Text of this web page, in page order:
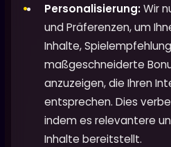
Personalisierung:Wir
und Präferenzen, um
Inhalte,
maßgeschneiderte
anzuzeigen, die Ihren
entsprechen. Dies
indem es relevantere
Inhalte bereitstellt.